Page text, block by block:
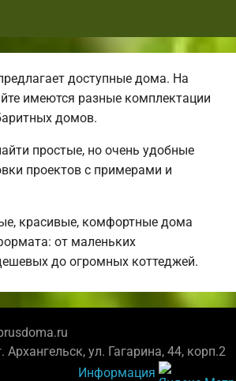
доступные дома. На
имеются разные комплектации
домов.
простые, но очень удобные
проектов с примерами и
красивые, комфортные дома
от маленьких
до огромных коттеджей.
Архангельск, ул. Гагарина, 44, корп.2
Информация